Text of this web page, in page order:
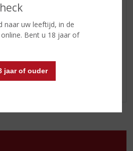
naar uw leeftijd, in de
Bent u 18 jaar of
jaar of ouder